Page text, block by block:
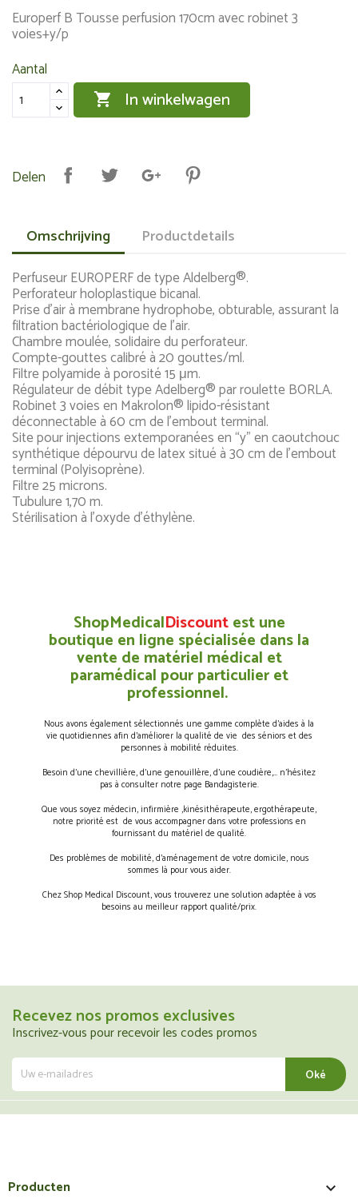
Europerf B Tousse perfusion 170cm avec robinet 3
voies+y/p
Aantal
 In winkelwagen
Delen
Omschrijving Productdetails
Perfuseur EUROPERF de type Aldelberg®.
Perforateur holoplastique bicanal.
Prise d’air à membrane hydrophobe, obturable, assurant la
filtration bactériologique de l’air.
Chambre moulée, solidaire du perforateur.
Compte-gouttes calibré à 20 gouttes/ml.
Filtre polyamide à porosité 15 μm.
Régulateur de débit type Adelberg® par roulette BORLA.
Robinet 3 voies en Makrolon® lipido-résistant
déconnectable à 60 cm de l’embout terminal.
Site pour injections extemporanées en “y” en caoutchouc
synthétique dépourvu de latex situé à 30 cm de l’embout
terminal (Polyisoprène).
Filtre 25 microns.
Tubulure 1,70 m.
Stérilisation à l’oxyde d’éthylène.
ShopMedicalDiscountest une
boutique en ligne spécialisée dans la
vente de matériel médical et
paramédical pour particulier et
professionnel.
Nous avons également sélectionnés une gamme complète d’aides à la
vie quotidiennes afin d’améliorer la qualité de vie des séniors et des
personnes à mobilité réduites.
Besoin d’une chevillière, d’une genouillère, d’une coudière,… n’hésitez
pas à consulter notre page Bandagisterie.
Que vous soyez médecin, infirmière ,kinésithérapeute, ergothérapeute,
notre priorité est de vous accompagner dans votre professions en
fournissant du matériel de qualité.
Des problèmes de mobilité, d’aménagement de votre domicile, nous
sommes là pour vous aider.
Chez Shop Medical Discount, vous trouverez une solution adaptée à vos
besoins au meilleur rapport qualité/prix.
Recevez nos promos exclusives
Inscrivez-vous pour recevoir les codes promos
Producten 